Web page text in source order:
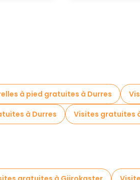
à pied gratuites à Durres
à Durres Visites gratuites